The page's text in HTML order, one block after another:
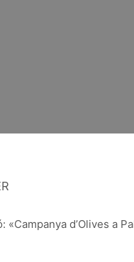
«Campanya d’Olives a